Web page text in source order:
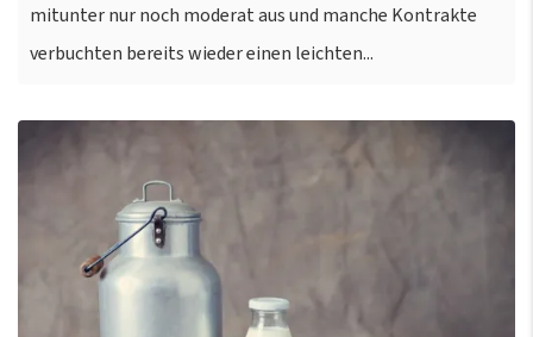
mitunter nur noch moderat aus und manche Kontrakte
verbuchten bereits wieder einen leichten...